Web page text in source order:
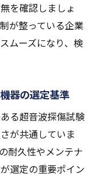
を確認しましょ
が整っている企業
ムーズになり、検
器の選定基準
る超音波探傷試験
が共通していま
耐久性やメンテナ
選定の重要ポイン